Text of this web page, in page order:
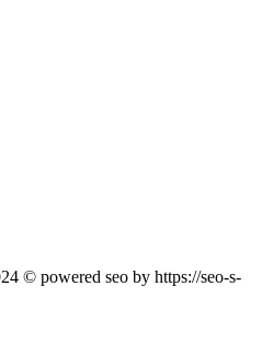
© powered seo by https://seo-s-